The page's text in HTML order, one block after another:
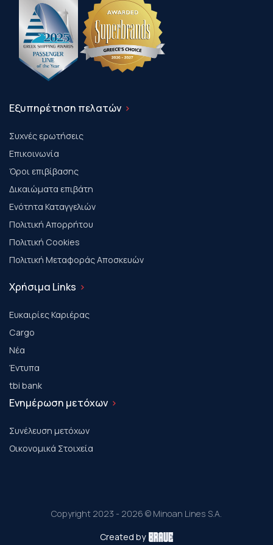
Εξυπηρέτηση πελατών
Συχνές ερωτήσεις
Επικοινωνία
Όροι επιβίβασης
Δικαιώματα επιβάτη
Ενότητα Καταγγελιών
Πολιτική Απορρήτου
Πολιτική Cookies
Πολιτική Μεταφοράς Αποσκευών
Χρήσιμα Links
Ευκαιρίες Καριέρας
Cargo
Νέα
Έντυπα
tbi bank
Ενημέρωση μετόχων
Συνέλευση μετόχων
Οικονομικά Στοιχεία
Copyright 2023 - 2026 © Minoan Lines S.A.
Created by